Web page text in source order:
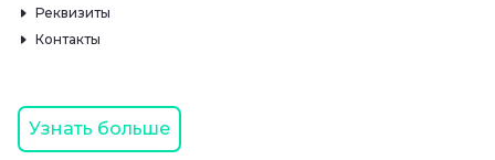
Реквизиты
Контакты
Узнать больше